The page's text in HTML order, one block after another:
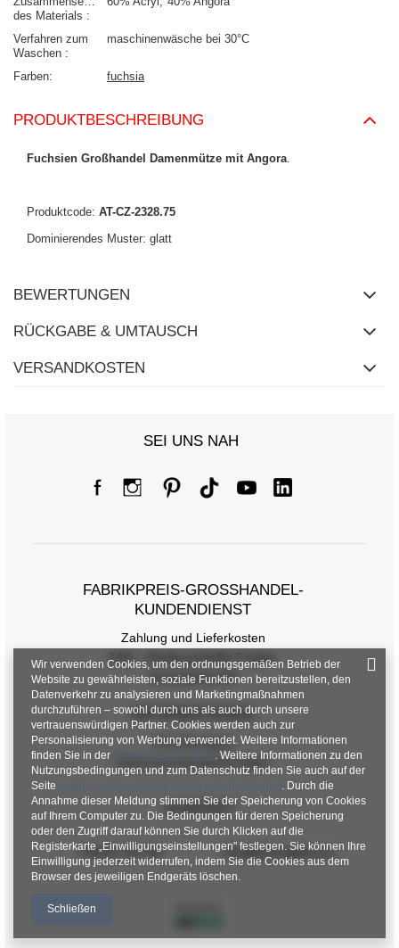
des Materials
Verfahren zum
Waschen
maschinenwäsche bei 30°C
Farben fuchsia
PRODUKTBESCHREIBUNG
Fuchsien Großhandel Damenmütze mit Angora.
Produktcode: AT-CZ-2328.75
Dominierendes Muster: glatt
BEWERTUNGEN
RÜCKGABE & UMTAUSCH
VERSANDKOSTEN
SEI UNS NAH
FABRIKPREIS-GROSSHANDEL-K
UNDENDIENST
Zahlung und Lieferkosten
FAQ - Häufig gestellte Fragen
Rückgabepolitik
INFORMATIONEN
Verordnungen
Datenschutzbestimmungen
KONTAKT
+48 601 547 740 hurt@factoryprice.eu
Wir verwenden Cookies, um den ordnungsgemäßen Betrieb der
Website zu gewährleisten, soziale Funktionen bereitzustellen, den
Datenverkehr zu analysieren und Marketingmaßnahmen
durchzuführen – sowohl durch uns als auch durch unsere
vertrauenswürdigen Partner. Cookies werden auch zur
Personalisierung von Werbung verwendet. Weitere Informationen
finden Sie in der
Datenschutzrichtlinie. Weitere Informationen zu den
Nutzungsbedingungen und zum Datenschutz finden Sie auch auf der
Seite
. Durch die
Annahme dieser Meldung stimmen Sie der Speicherung von Cookies
auf Ihrem Computer zu. Die Bedingungen für deren Speicherung
oder den Zugriff darauf können Sie durch Klicken auf die
Registerkarte „Einwilligungseinstellungen" festlegen. Sie können Ihre
Einwilligung jederzeit widerrufen, indem Sie die Cookies aus dem
Browser des jeweiligen Endgeräts löschen.
Schließen